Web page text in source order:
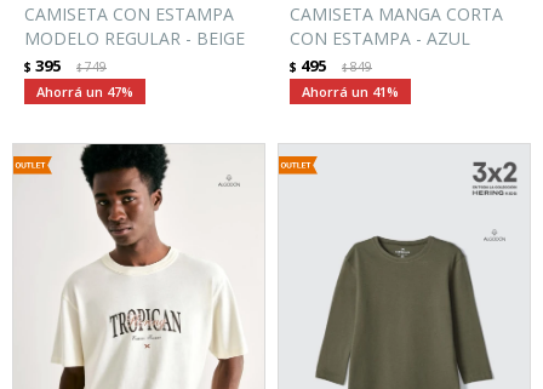
CAMISETA CON ESTAMPA
MODELO REGULAR - BEIGE
$ 395 $749
47
CAMISETA MANGA CORTA
CON ESTAMPA - AZUL
$ 495 $849
41